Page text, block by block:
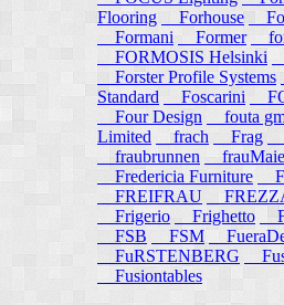
Flooring
Forhouse
Formani
Former
FORMOSIS Helsinki
Forster Profile Systems
Standard
Foscarini
Four Design
fouta
Limited
frach Frag
fraubrunnen
Fredericia Furniture
FREIFRAU
Frigerio
Frighetto
FSB
FSM
FuRSTENBERG
Fusiontables